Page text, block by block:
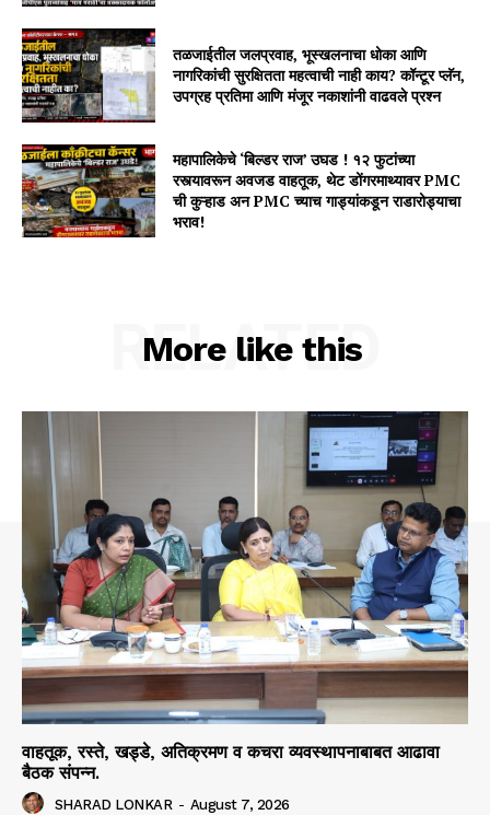
तळजाईतील जलप्रवाह, भूस्खलनाचा धोका आणि
नागरिकांची सुरक्षितता महत्वाची नाही काय? कॉन्टूर प्लॅन,
उपग्रह प्रतिमा आणि मंजूर नकाशांनी वाढवले प्रश्न
महापालिकेचे ‘बिल्डर राज’ उघड ! १२ फुटांच्या
रस्त्यावरून अवजड वाहतूक, थेट डोंगरमाथ्यावर PMC
ची कुऱ्हाड अन PMC च्याच गाड्यांकडून राडारोड्याचा
भराव!
More like this
RELATED
वाहतूक, रस्ते, खड्डे, अतिक्रमण व कचरा व्यवस्थापनाबाबत आढावा
बैठक संपन्न.
SHARAD LONKAR - August 7, 2026